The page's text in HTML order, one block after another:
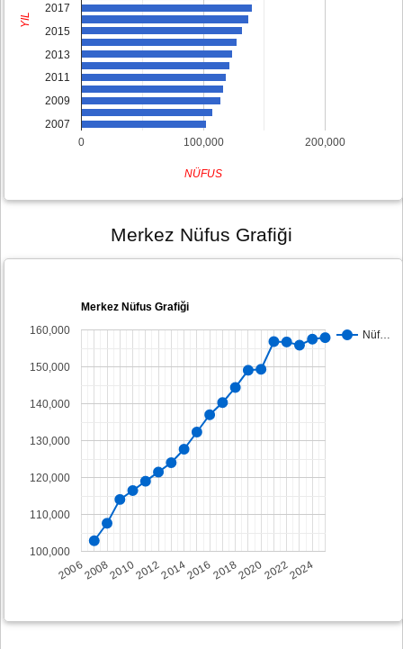
0 100,000 200,000
2017
2015
2013
2011
2009
2007
NÜFUS
YIL
Merkez Nüfus Grafiği
Merkez Nüfus Grafiği
Nüf…
2006200820102012201420162018202020222024
100,000
110,000
120,000
130,000
140,000
150,000
160,000